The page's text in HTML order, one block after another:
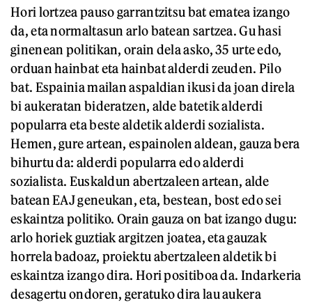
Hori lortzea pauso garrantzitsu bat ematea izango
da, eta normaltasun arlo batean sartzea. Gu hasi
ginenean politikan, orain dela asko, 35 urte edo,
orduan hainbat eta hainbat alderdi zeuden. Pilo
bat. Espainia mailan aspaldian ikusi da joan direla
bi aukeratan bideratzen, alde batetik alderdi
popularra eta beste aldetik alderdi sozialista.
Hemen, gure artean, espainolen aldean, gauza bera
bihurtu da: alderdi popularra edo alderdi
sozialista. Euskaldun abertzaleen artean, alde
batean EAJ geneukan, eta, bestean, bost edo sei
eskaintza politiko. Orain gauza on bat izango dugu:
arlo horiek guztiak argitzen joatea, eta gauzak
horrela badoaz, proiektu abertzaleen aldetik bi
eskaintza izango dira. Hori positiboa da. Indarkeria
desagertu ondoren, geratuko dira lau aukera